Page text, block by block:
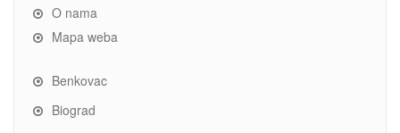
O nama
Mapa weba
Benkovac
Biograd